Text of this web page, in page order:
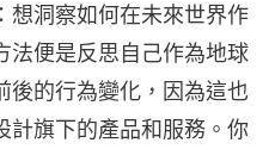
想洞察如何在未來世界作
法便是反思自己作為地球
後的行為變化，因為這也
計旗下的產品和服務。你